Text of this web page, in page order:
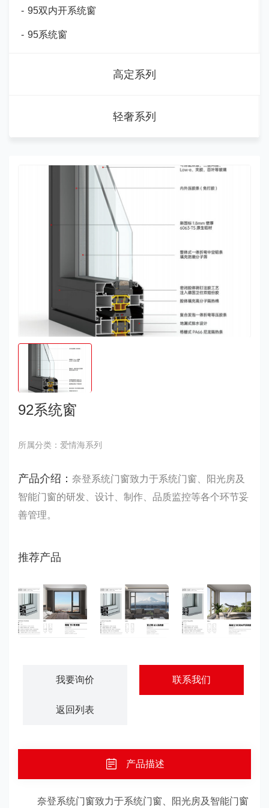
- 95双内开系统窗
- 95系统窗
高定系列
轻奢系列
92系统窗
所属分类：爱情海系列
产品介绍： 奈登系统门窗致力于系统门窗、阳光房及
智能门窗的研发、设计、制作、品质监控等各个环节妥
善管理。
推荐产品
我要询价 联系我们
返回列表
产品描述
奈登系统门窗致力于系统门窗、阳光房及智能门窗